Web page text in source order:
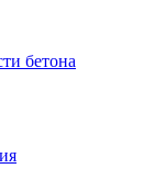
бетона